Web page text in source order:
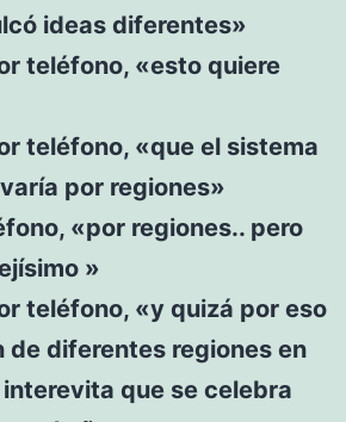
ideas diferentes»
teléfono, «esto quiere
teléfono, «que el sistema
por regiones»
«por regiones.. pero
»
teléfono, «y quizá por eso
de diferentes regiones en
que se celebra